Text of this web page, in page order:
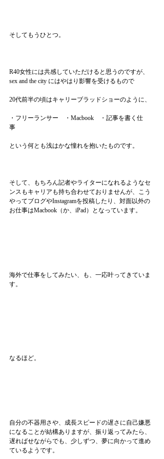
そしてもうひとつ。
R40女性には共感していただけると思うのですが、
sex and the city にはやはり影響を受けるもので
20代前半の頃はキャリーブラッドショーのように、
・フリーランサー　・Macbook    ・記事を書く仕
事
という何とも浅はかな憧れを抱いたものです。
そして、もちろん記者やライターになれるようなセ
ンスもキャリアも持ち合わせておりませんが、こう
やってブログやInstagramを投稿したり、対面以外の
お仕事はMacbook（か、iPad）となっています。
海外で仕事をしてみたい、も、一応叶ってきていま
す。
なるほど。
自分の不器用さや、成長スピードの遅さに自己嫌悪
になることが結構ありますが、振り返ってみたら、
遅ればせながらでも、少しずつ、夢に向かって進め
ているようです。